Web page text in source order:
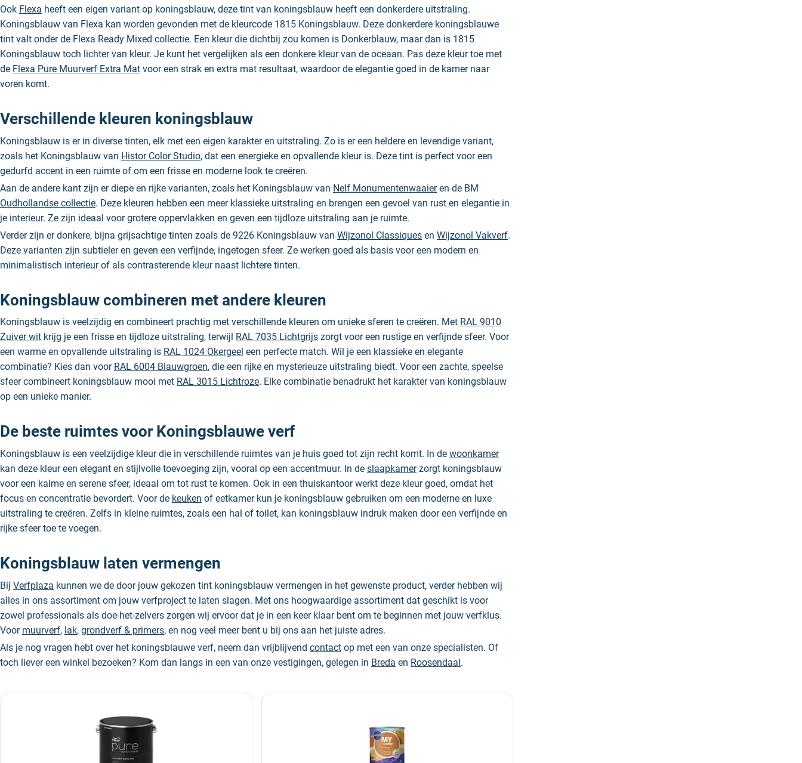
Ook Flexa heeft een eigen variant op koningsblauw, deze tint van koningsblauw heeft een donkerdere uitstraling.
Koningsblauw van Flexa kan worden gevonden met de kleurcode 1815 Koningsblauw. Deze donkerdere koningsblauwe
tint valt onder de Flexa Ready Mixed collectie. Een kleur die dichtbij zou komen is Donkerblauw, maar dan is 1815
Koningsblauw toch lichter van kleur. Je kunt het vergelijken als een donkere kleur van de oceaan. Pas deze kleur toe met
de Flexa Pure Muurverf Extra Mat voor een strak en extra mat resultaat, waardoor de elegantie goed in de kamer naar
voren komt.
Verschillende kleuren koningsblauw
Koningsblauw is er in diverse tinten, elk met een eigen karakter en uitstraling. Zo is er een heldere en levendige variant,
zoals het Koningsblauw van Histor Color Studio, dat een energieke en opvallende kleur is. Deze tint is perfect voor een
gedurfd accent in een ruimte of om een frisse en moderne look te creëren.
Aan de andere kant zijn er diepe en rijke varianten, zoals het Koningsblauw van Nelf Monumentenwaaieren de BM
Oudhollandse collectie. Deze kleuren hebben een meer klassieke uitstraling en brengen een gevoel van rust en elegantie in
je interieur. Ze zijn ideaal voor grotere oppervlakken en geven een tijdloze uitstraling aan je ruimte.
Verder zijn er donkere, bijna grijsachtige tinten zoals de 9226 Koningsblauw van Wijzonol Classiques en Wijzonol Vakverf.
Deze varianten zijn subtieler en geven een verfijnde, ingetogen sfeer. Ze werken goed als basis voor een modern en
minimalistisch interieur of als contrasterende kleur naast lichtere tinten.
Koningsblauw combineren met andere kleuren
Koningsblauw is veelzijdig en combineert prachtig met verschillende kleuren om unieke sferen te creëren. Met RAL 9010
Zuiver wit krijg je een frisse en tijdloze uitstraling, terwijl RAL 7035 Lichtgrijs zorgt voor een rustige en verfijnde sfeer. Voor
een warme en opvallende uitstraling is RAL 1024 Okergeel een perfecte match. Wil je een klassieke en elegante
combinatie? Kies dan voor RAL 6004 Blauwgroen, die een rijke en mysterieuze uitstraling biedt. Voor een zachte, speelse
sfeer combineert koningsblauw mooi met RAL 3015 Lichtroze. Elke combinatie benadrukt het karakter van koningsblauw
op een unieke manier.
De beste ruimtes voor Koningsblauwe verf
Koningsblauw is een veelzijdige kleur die in verschillende ruimtes van je huis goed tot zijn recht komt. In de woonkamer
kan deze kleur een elegant en stijlvolle toevoeging zijn, vooral op een accentmuur. In de slaapkamerzorgt koningsblauw
voor een kalme en serene sfeer, ideaal om tot rust te komen. Ook in een thuiskantoor werkt deze kleur goed, omdat het
focus en concentratie bevordert. Voor de keuken of eetkamer kun je koningsblauw gebruiken om een moderne en luxe
uitstraling te creëren. Zelfs in kleine ruimtes, zoals een hal of toilet, kan koningsblauw indruk maken door een verfijnde en
rijke sfeer toe te voegen.
Koningsblauw laten vermengen
Bij Verfplaza kunnen we de door jouw gekozen tint koningsblauw vermengen in het gewenste product, verder hebben wij
alles in ons assortiment om jouw verfproject te laten slagen. Met ons hoogwaardige assortiment dat geschikt is voor
zowel professionals als doe-het-zelvers zorgen wij ervoor dat je in een keer klaar bent om te beginnen met jouw verfklus.
Voor muurverf, lak, grondverf & primers, en nog veel meer bent u bij ons aan het juiste adres.
Als je nog vragen hebt over het koningsblauwe verf, neem dan vrijblijvend contact op met een van onze specialisten. Of
toch liever een winkel bezoeken? Kom dan langs in een van onze vestigingen, gelegen in Breda en Roosendaal.